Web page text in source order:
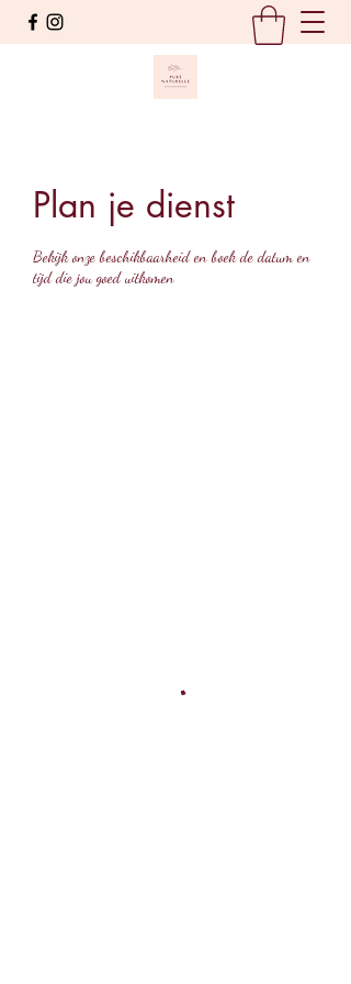
Plan je dienst
Bekijk onze beschikbaarheid en boek de datum en
tijd die jou goed uitkomen